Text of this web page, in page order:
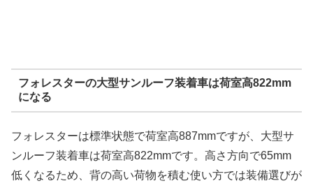
フォレスターの大型サンルーフ装着車は荷室高822mm
になる
フォレスターは標準状態で荷室高887mmですが、大型サ
ンルーフ装着車は荷室高822mmです。高さ方向で65mm
低くなるため、背の高い荷物を積む使い方では装備選びが